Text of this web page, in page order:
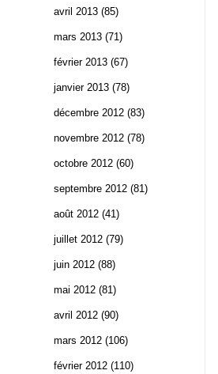
avril 2013 (85)
mars 2013 (71)
février 2013 (67)
janvier 2013 (78)
décembre 2012 (83)
novembre 2012 (78)
octobre 2012 (60)
septembre 2012 (81)
août 2012 (41)
juillet 2012 (79)
juin 2012 (88)
mai 2012 (81)
avril 2012 (90)
mars 2012 (106)
février 2012 (110)